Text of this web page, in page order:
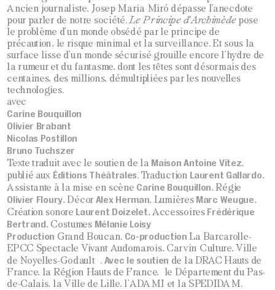
Ancien journaliste, Josep Maria Miró dépasse l’anecdote
pour parler de notre société.Le Principe d’Archimède pose
le problème d’un monde obsédé par le principe de
précaution, le risque minimal et la surveillance. Et sous la
surface lisse d’un monde sécurisé grouille encore l’hydre de
la rumeur et du fantasme, dont les têtes sont désormais des
centaines, des millions, démultipliées par les nouvelles
technologies.
avec
Carine Bouquillon
Olivier Brabant
Nicolas Postillon
Bruno Tuchszer
Texte traduit avec le soutien de la Maison Antoine Vitez,
publié aux Éditions Théâtrales. Traduction Laurent Gallardo,
Assistante à la mise en scène Carine Bouquillon, Régie
Olivier Floury, Décor Alex Herman, Lumières Marc Weugue,
Création sonore Laurent Doizelet, Accessoires Frédérique
Bertrand, Costumes Mélanie Loisy
Production Grand Boucan. Co-production La Barcarolle-
EPCC Spectacle Vivant Audomarois, Carvin Culture, Ville
de Noyelles-Godault . Avec le soutien de la DRAC Hauts de
France, la Région Hauts de France, le Département du Pas-
de-Calais, la Ville de Lille, l’ADAMI et la SPEDIDAM.